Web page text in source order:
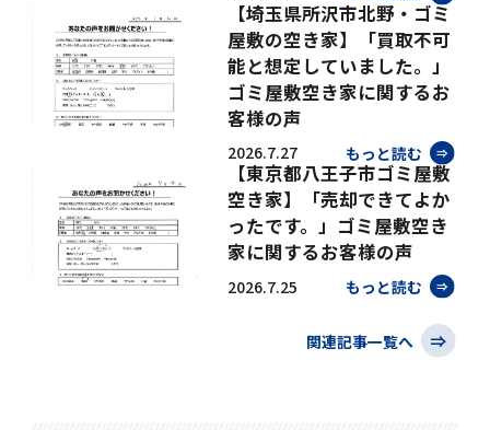
【埼玉県所沢市北野・ゴミ
屋敷の空き家】「買取不可
能と想定していました。」
ゴミ屋敷空き家に関するお
客様の声
2026.7.27 もっと読む
【東京都八王子市ゴミ屋敷
空き家】「売却できてよか
ったです。」ゴミ屋敷空き
家に関するお客様の声
2026.7.25 もっと読む
関連記事一覧へ